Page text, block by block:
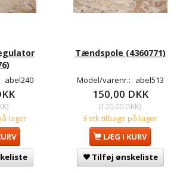
abel240
)
lager
Tændspole (4360771)
Model/varenr.: abel513
150,00 DKK
(120,00 DKK)
3 stk tilbage på lager
LÆG I KURV
Tilføj ønskeliste